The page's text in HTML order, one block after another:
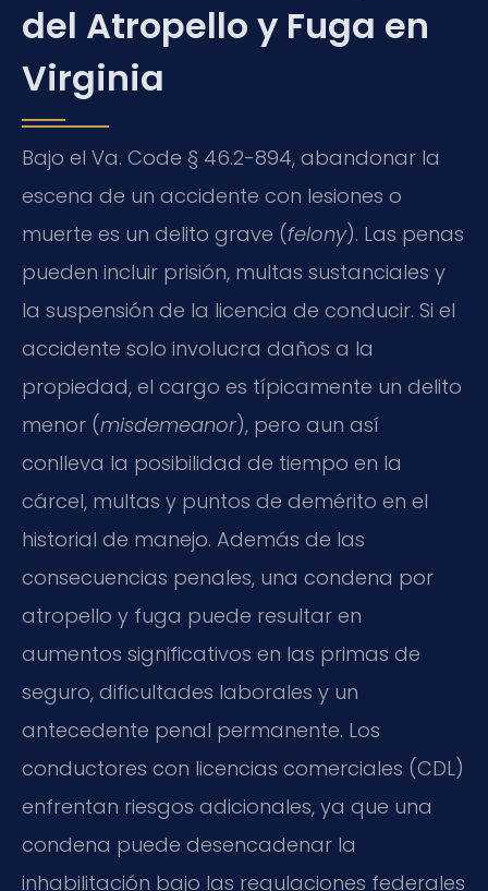
del Atropello y Fuga en
Virginia
Bajo el Va. Code § 46.2-894, abandonar la
escena de un accidente con lesiones o
muerte es un delito grave (felony). Las penas
pueden incluir prisión, multas sustanciales y
la suspensión de la licencia de conducir. Si el
accidente solo involucra daños a la
propiedad, el cargo es típicamente un delito
menor (misdemeanor), pero aun así
conlleva la posibilidad de tiempo en la
cárcel, multas y puntos de demérito en el
historial de manejo. Además de las
consecuencias penales, una condena por
atropello y fuga puede resultar en
aumentos significativos en las primas de
seguro, dificultades laborales y un
antecedente penal permanente. Los
conductores con licencias comerciales (CDL)
enfrentan riesgos adicionales, ya que una
condena puede desencadenar la
inhabilitación bajo las regulaciones federales